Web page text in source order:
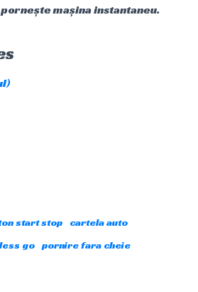
mașina instantaneu.
start stop
cartela auto
go pornire fara cheie